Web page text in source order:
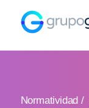
Normatividad /